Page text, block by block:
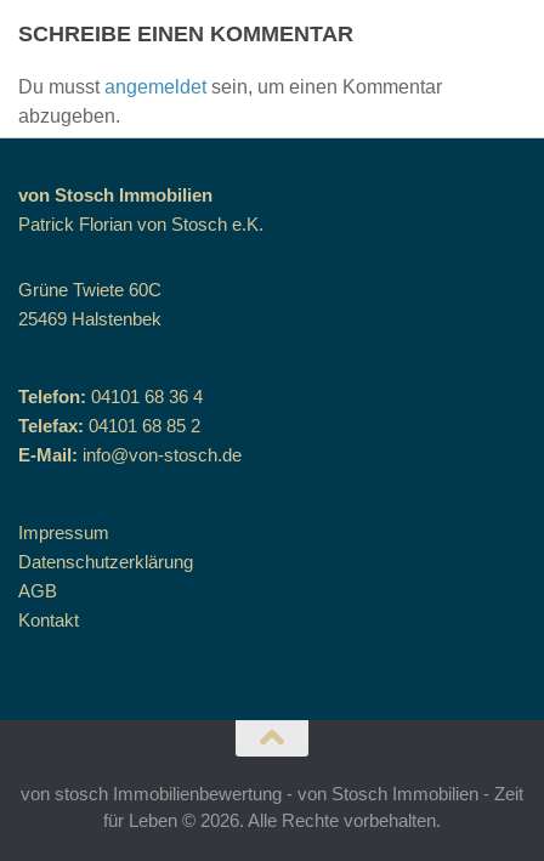
SCHREIBE EINEN KOMMENTAR
Du musstangemeldetsein, um einen Kommentar
abzugeben.
von Stosch Immobilien
Patrick Florian von Stosch e.K.
Grüne Twiete 60C
25469 Halstenbek
Telefon: 04101 68 36 4
Telefax: 04101 68 85 2
E-Mail: info@von-stosch.de
Impressum
Datenschutzerklärung
AGB
Kontakt
von stosch Immobilienbewertung - von Stosch Immobilien - Zeit
für Leben © 2026. Alle Rechte vorbehalten.